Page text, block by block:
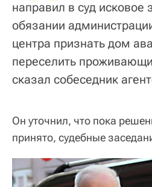
направил в суд исковое
обязании
центра признать дом
переселить
сказал собеседник
Он уточнил, что пока
принято, судебные